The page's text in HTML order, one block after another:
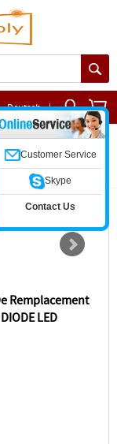
Deutsch |
Pour Ordinateur
Remplacement
LED
Customer Service
Skype
Contact Us